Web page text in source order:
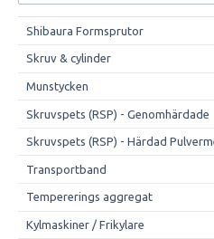
Shibaura Formsprutor
Skruv & cylinder
Munstycken
Skruvspets (RSP) - Genomhärdade
Skruvspets (RSP) - Härdad
Transportband
Tempererings aggregat
Kylmaskiner / Frikylare